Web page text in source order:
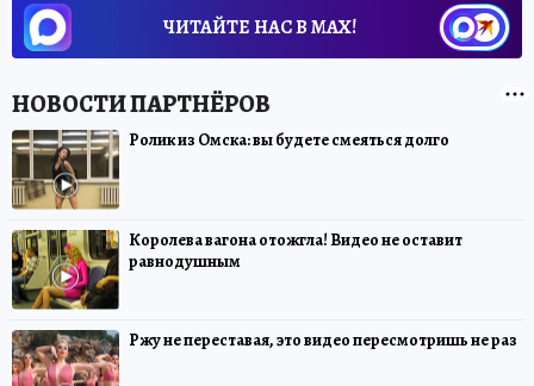
ЧИТАЙТЕ НАС В МАХ!
Ролик из Омска: вы будете смеяться долго
Королева вагона отожгла! Видео не оставит
равнодушным
Ржу не переставая, это видео пересмотришь не раз